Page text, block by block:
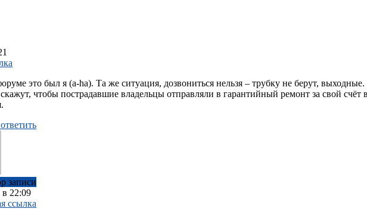
это был я (a-ha). Та же ситуация, дозвониться нельзя – трубку не берут,
чтобы пострадавшие владельцы отправляли в гарантийный ремонт за свой
записи
в 22:09
ссылка